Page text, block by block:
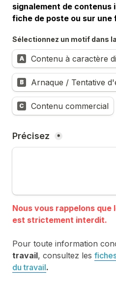
signalement de contenus
fiche de poste ou sur une
Sélectionnez un motif dans
A Contenu à caractère
B Arnaque / Tentative
C Contenu commercial
Précisez *
Nous vous rappelons que
Pour toute information
travail, consultez les
du travail